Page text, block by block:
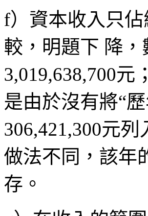
f）資本收入只
較，明題下 降，
3,019,638,700元
是由於沒有將“
306,421,300元
做法不同，該年
存。